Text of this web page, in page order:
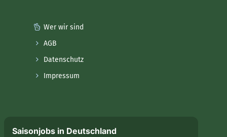
Wer wir sind
AGB
Datenschutz
Impressum
Saisonjobs in Deutschland